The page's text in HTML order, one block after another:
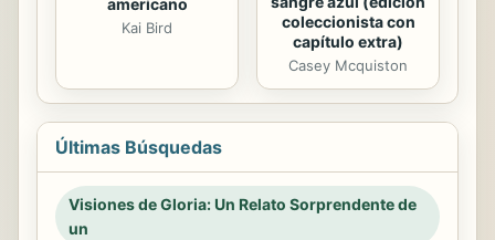
americano
Kai Bird
coleccionista con
capítulo extra)
Casey Mcquiston
Últimas Búsquedas
Visiones de Gloria: Un Relato Sorprendente de
un